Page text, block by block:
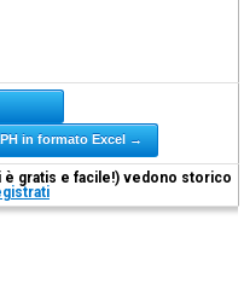
in formato Excel →
gratis e facile!) vedono storico